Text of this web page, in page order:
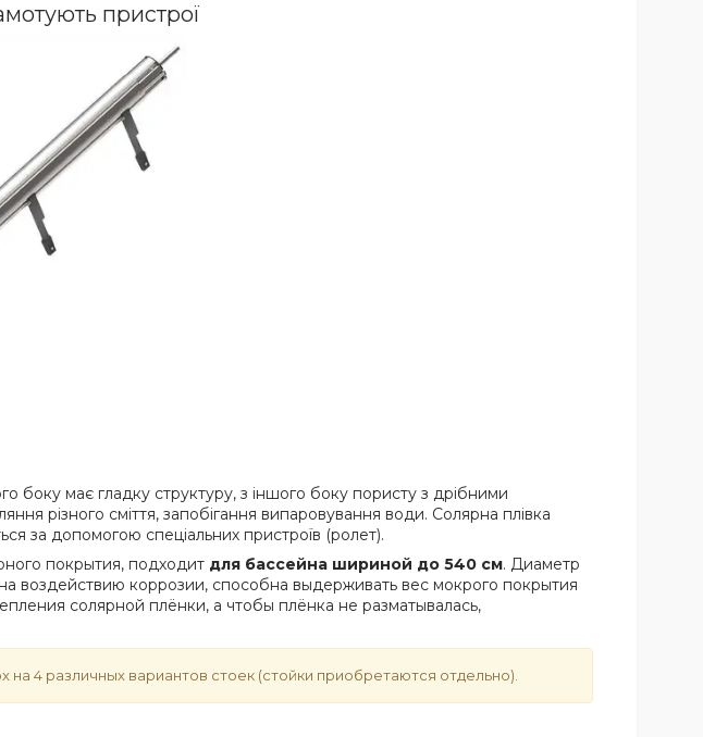
пристрої
боку має гладку структуру, з іншого боку пористу з дрібними
різного сміття, запобігання випаровування води. Солярна плівка
за допомогою спеціальних пристроїв (ролет).
покрытия, подходит для бассейна шириной до 540 см. Диаметр
воздействию коррозии, способна выдерживать вес мокрого покрытия
солярной плёнки, а чтобы плёнка не разматывалась,
4 различных вариантов стоек (стойки приобретаются отдельно).